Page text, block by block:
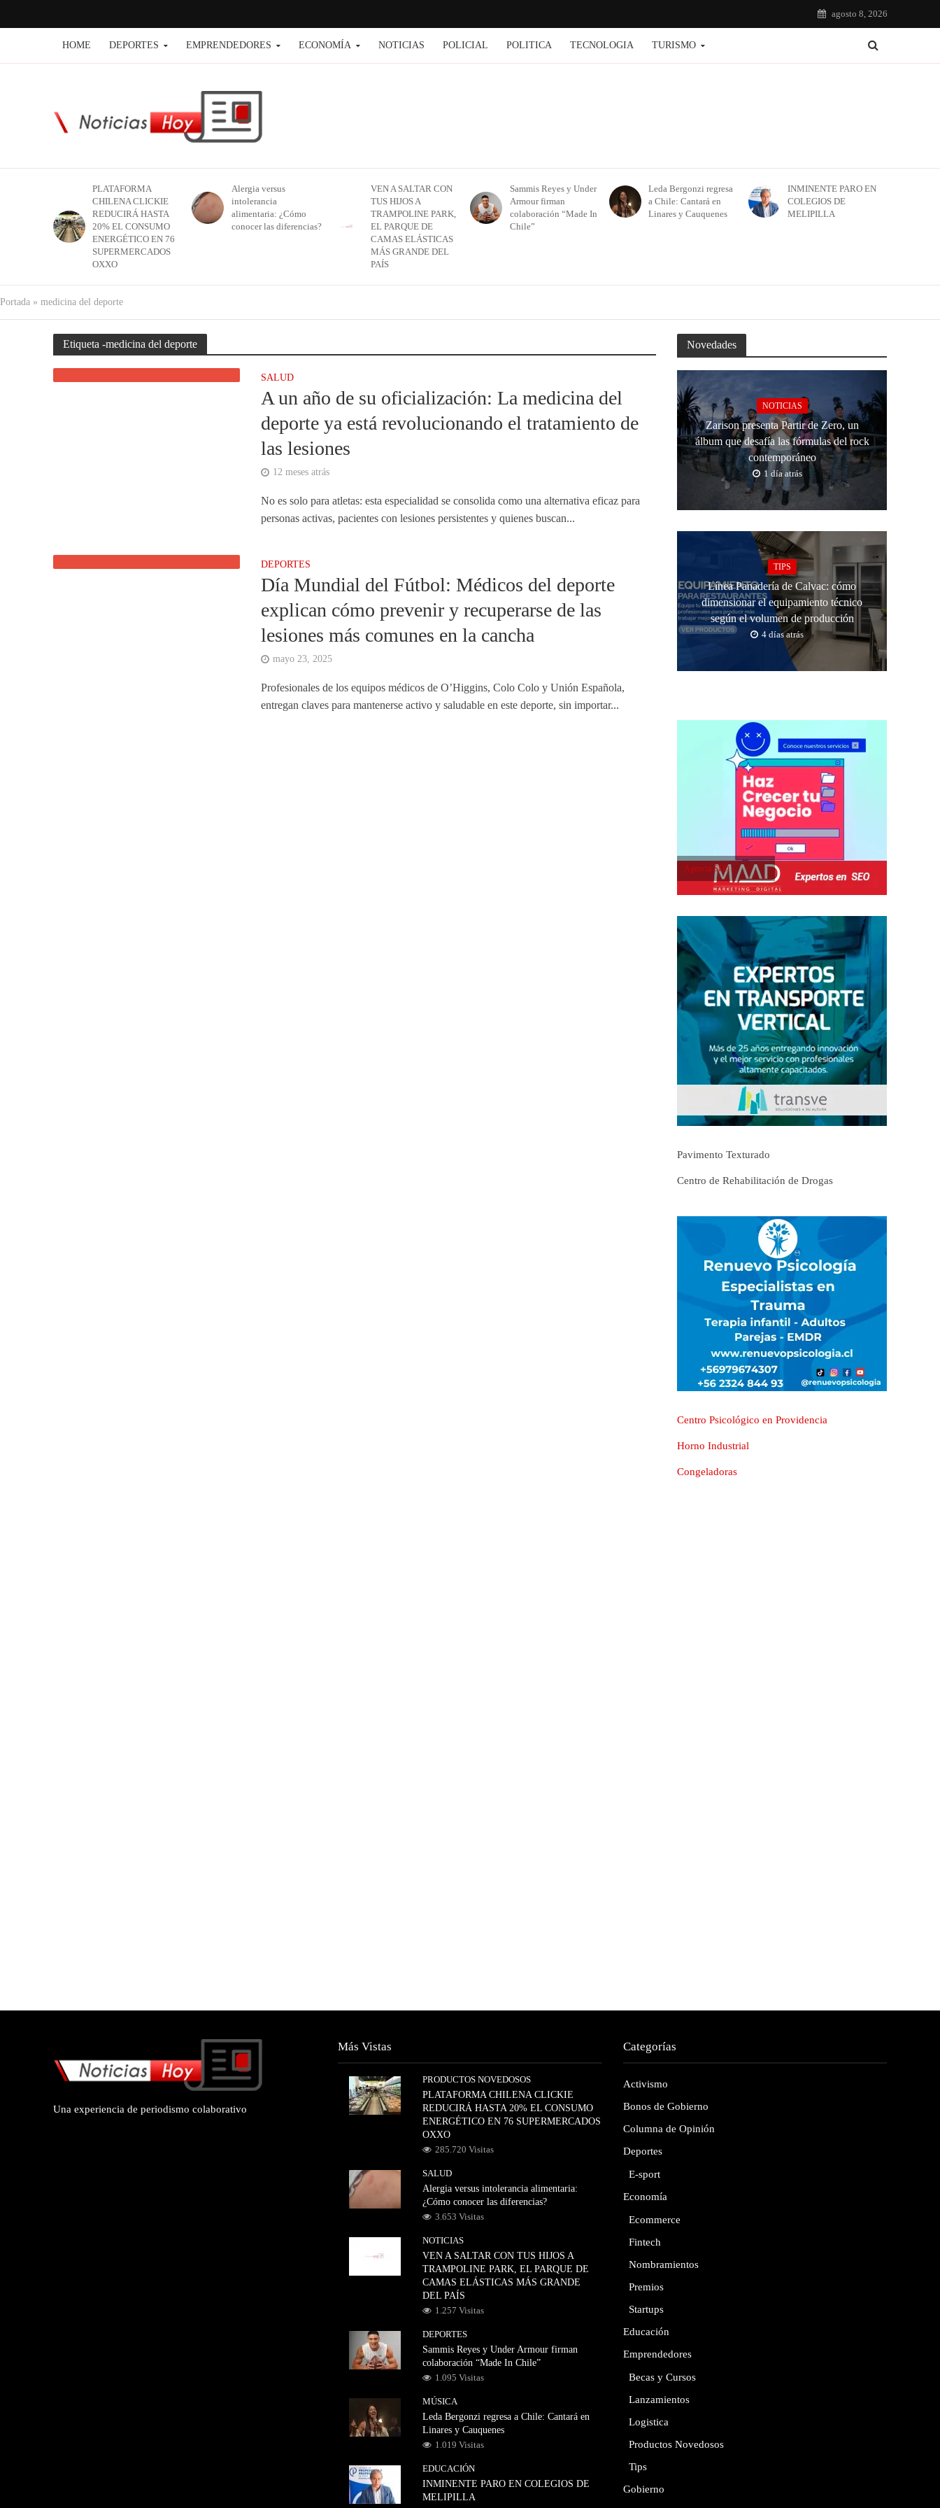
agosto 8, 2026
HOME DEPORTES EMPRENDEDORES ECONOMÍA NOTICIAS POLICIAL POLITICA TECNOLOGIA TURISMO
PLATAFORMA
CHILENA CLICKIE
REDUCIRÁ HASTA
20% EL CONSUMO
ENERGÉTICO EN 76
SUPERMERCADOS
OXXO
Alergia versus
intolerancia
alimentaria: ¿Cómo
conocer las diferencias?
VEN A SALTAR CON
TUS HIJOS A
TRAMPOLINE PARK,
EL PARQUE DE
CAMAS ELÁSTICAS
MÁS GRANDE DEL
PAÍS
Sammis Reyes y Under
Armour firman
colaboración “Made In
Chile”
Leda Bergonzi regresa
a Chile: Cantará en
Linares y Cauquenes
INMINENTE PARO EN
COLEGIOS DE
MELIPILLA
Portada » medicina del deporte
Etiqueta -medicina del deporte
SALUD
A un año de su oficialización: La medicina del
deporte ya está revolucionando el tratamiento de
las lesiones
12 meses atrás
No es solo para atletas: esta especialidad se consolida como una alternativa eficaz para
personas activas, pacientes con lesiones persistentes y quienes buscan...
DEPORTES
Día Mundial del Fútbol: Médicos del deporte
explican cómo prevenir y recuperarse de las
lesiones más comunes en la cancha
mayo 23, 2025
Profesionales de los equipos médicos de O’Higgins, Colo Colo y Unión Española,
entregan claves para mantenerse activo y saludable en este deporte, sin importar...
Novedades
NOTICIAS
Zarison presenta Partir de Zero, un
álbum que desafía las fórmulas del rock
contemporáneo
1 día atrás
TIPS
Línea Panadería de Calvac: cómo
dimensionar el equipamiento técnico
según el volumen de producción
4 días atrás
Agencia SEO
Pavimento Texturado
Centro de Rehabilitación de Drogas
Centro Psicológico en Providencia
Horno Industrial
Congeladoras
Una experiencia de periodismo colaborativo
Más Vistas
PRODUCTOS NOVEDOSOS
PLATAFORMA CHILENA CLICKIE
REDUCIRÁ HASTA 20% EL CONSUMO
ENERGÉTICO EN 76 SUPERMERCADOS
OXXO
285.720 Visitas
SALUD
Alergia versus intolerancia alimentaria:
¿Cómo conocer las diferencias?
3.653 Visitas
NOTICIAS
VEN A SALTAR CON TUS HIJOS A
TRAMPOLINE PARK, EL PARQUE DE
CAMAS ELÁSTICAS MÁS GRANDE
DEL PAÍS
1.257 Visitas
DEPORTES
Sammis Reyes y Under Armour firman
colaboración “Made In Chile”
1.095 Visitas
MÚSICA
Leda Bergonzi regresa a Chile: Cantará en
Linares y Cauquenes
1.019 Visitas
EDUCACIÓN
INMINENTE PARO EN COLEGIOS DE
MELIPILLA
Categorías
Activismo
Bonos de Gobierno
Columna de Opinión
Deportes
E-sport
Economía
Ecommerce
Fintech
Nombramientos
Premios
Startups
Educación
Emprendedores
Becas y Cursos
Lanzamientos
Logistica
Productos Novedosos
Tips
Gobierno